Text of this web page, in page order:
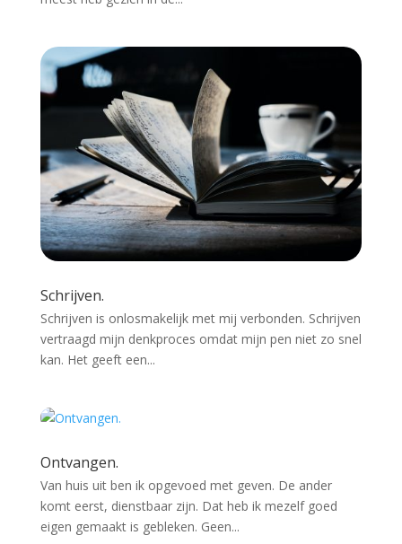
Schrijven.
Schrijven is onlosmakelijk met mij verbonden. Schrijven
vertraagd mijn denkproces omdat mijn pen niet zo snel
kan. Het geeft een...
Ontvangen.
Van huis uit ben ik opgevoed met geven. De ander
komt eerst, dienstbaar zijn. Dat heb ik mezelf goed
eigen gemaakt is gebleken. Geen...